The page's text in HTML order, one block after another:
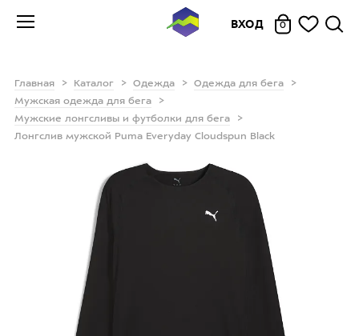
ВХОД 0
Главная Каталог Одежда
Одежда для бега
Мужская одежда для бега
Мужские лонгсливы и футболки для бега
Лонгслив мужской Puma Everyday Cloudspun Black